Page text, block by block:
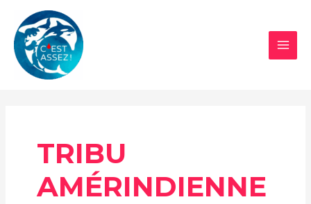
contenu
TRIBU
AMÉRINDIENNE